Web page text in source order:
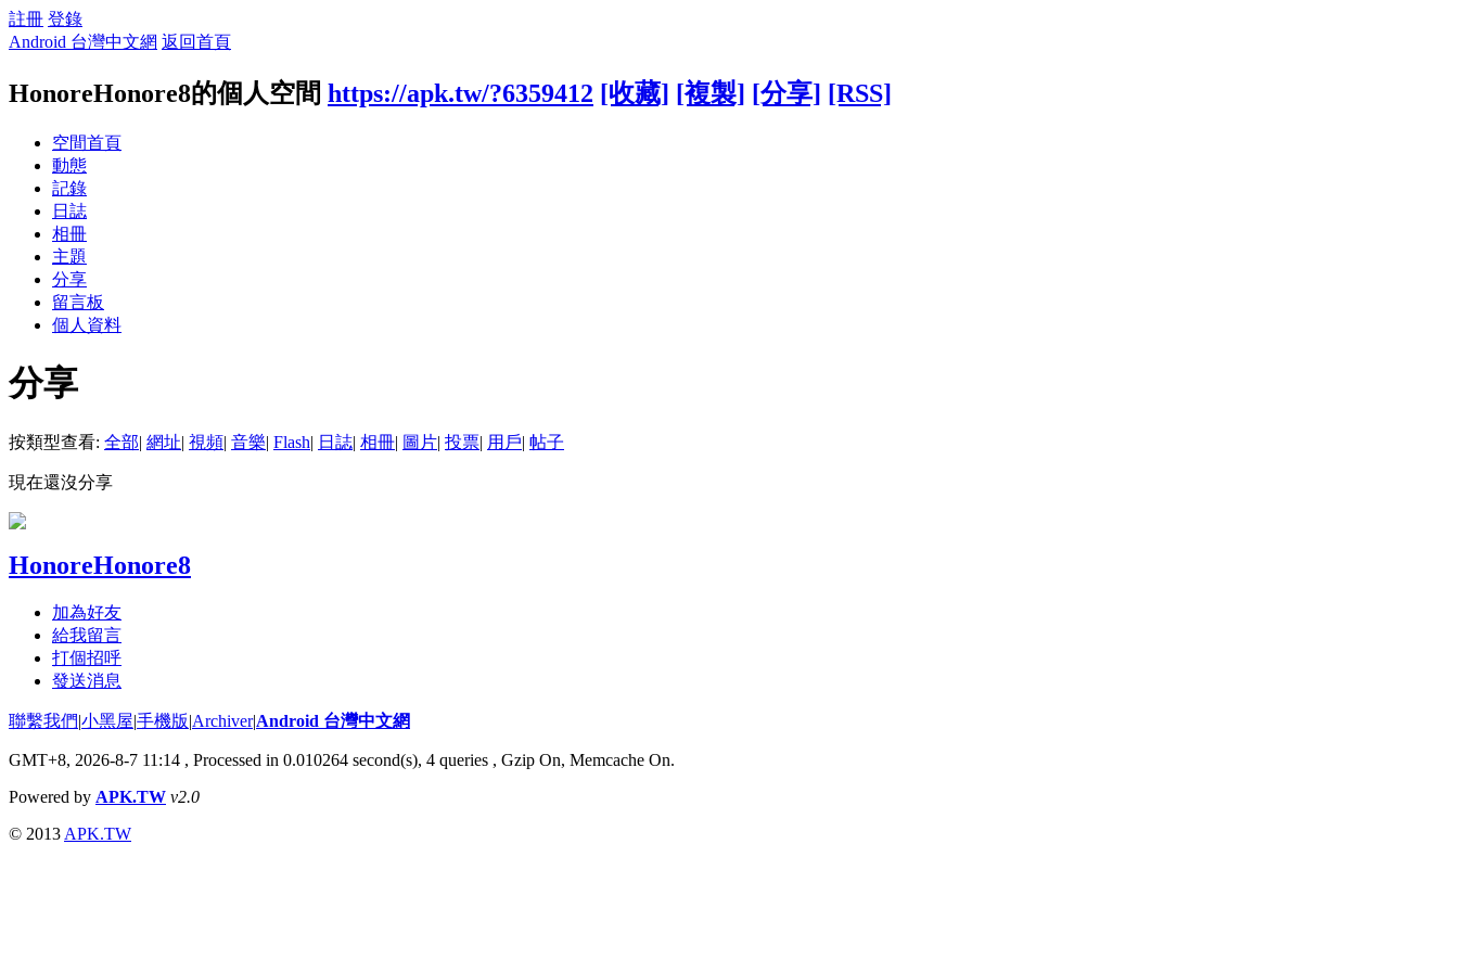
註冊 登錄
Android 台灣中文網 返回首頁
HonoreHonore8的個人空間 https://apk.tw/?6359412 [收藏] [複製] [分享] [RSS]
空間首頁
動態
記錄
日誌
相冊
主題
分享
留言板
個人資料
分享
按類型查看: 全部| 網址| 視頻| 音樂| Flash| 日誌| 相冊| 圖片| 投票| 用戶| 帖子
現在還沒分享
HonoreHonore8
加為好友
給我留言
打個招呼
發送消息
聯繫我們|小黑屋|手機版|Archiver|Android 台灣中文網
GMT+8, 2026-8-7 11:14 , Processed in 0.010264 second(s), 4 queries , Gzip On, Memcache On.
Powered by APK.TW v2.0
© 2013 APK.TW